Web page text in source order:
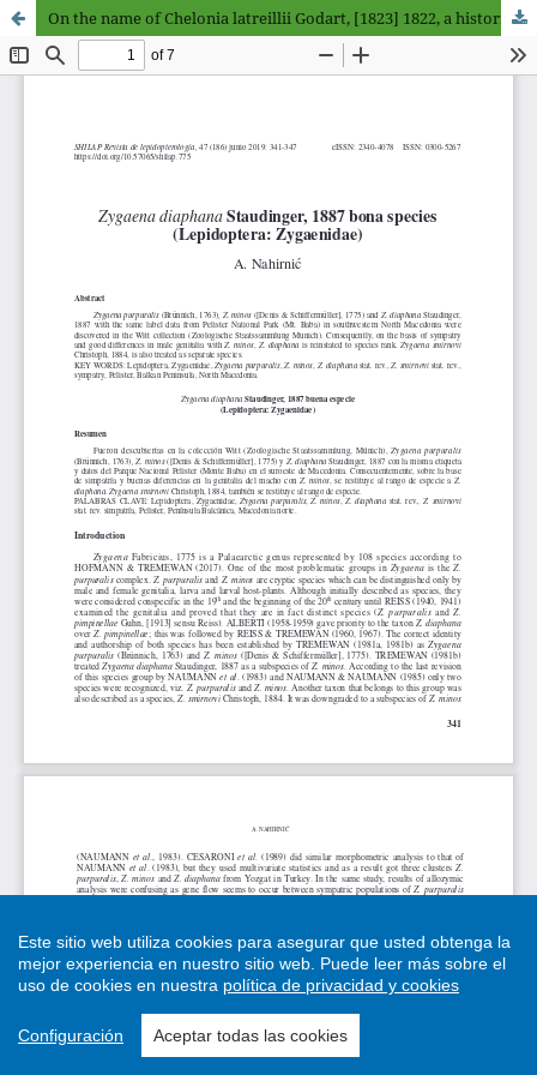
On the name of Chelonia latreillii Godart, [1823] 1822, a historical and bibliographical study (Lepidoptera: Erebidae, Arctiinae)
Este sitio web utiliza cookies para asegurar que usted obtenga la
mejor experiencia en nuestro sitio web. Puede leer más sobre el
uso de cookies en nuestra política de privacidad y cookies
Configuración Aceptar todas las cookies